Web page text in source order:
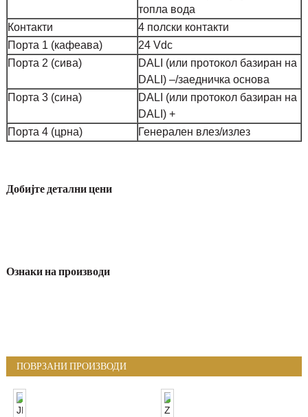
топла вода
Контакти
4 полски контакти
Порта 1 (кафеава)
24 Vdc
Порта 2 (сива)
DALI (или протокол базиран на
DALI) –/заедничка основа
Порта 3 (сина)
DALI (или протокол базиран на
DALI) +
Порта 4 (црна)
Генерален влез/излез
Добијте детални цени
Ознаки на производи
ПОВРЗАНИ ПРОИЗВОДИ